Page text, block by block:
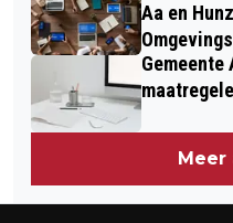
Aa en
Gemeente
Meer